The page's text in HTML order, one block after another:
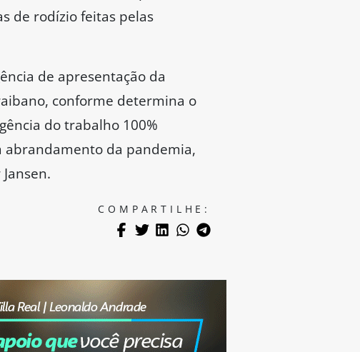
de rodízio feitas pelas
de apresentação da
conforme determina o
do trabalho 100%
abrandamento da pandemia,
COMPARTILHE: